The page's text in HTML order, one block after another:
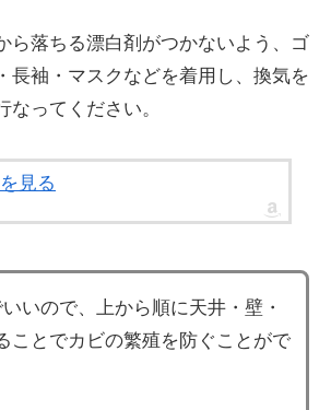
ら落ちる漂白剤がつかないよう、ゴ
長袖・マスクなどを着用し、換気を
なってください。
見る
いので、上から順に天井・壁・
ことでカビの繁殖を防ぐことがで